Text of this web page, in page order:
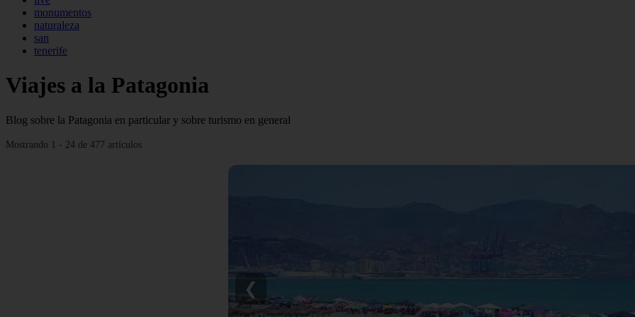
monumentos
naturaleza
san
tenerife
Viajes a la Patagonia
Blog sobre la Patagonia en particular y sobre turismo en general
Mostrando 1 - 24 de 477 artículos
❮